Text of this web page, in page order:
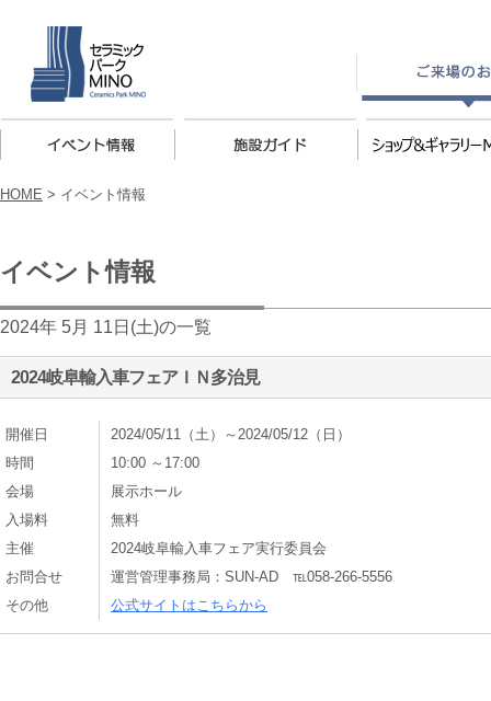
HOME > イベント情報
イベント情報
2024年 5月 11日(土)の一覧
2024岐阜輸入車フェアＩＮ多治見
開催日
2024/05/11（土）～2024/05/12（日）
時間
10:00 ～17:00
会場
展示ホール
入場料
無料
主催
2024岐阜輸入車フェア実行委員会
お問合せ
運営管理事務局：SUN-AD ℡058-266-5556
その他
公式サイトはこちらから